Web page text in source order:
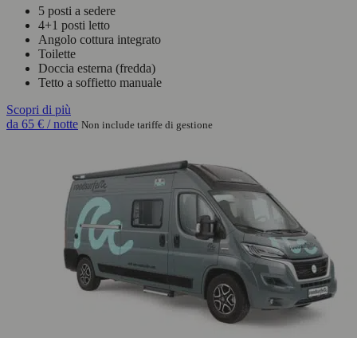
5 posti a sedere
4+1 posti letto
Angolo cottura integrato
Toilette
Doccia esterna (fredda)
Tetto a soffietto manuale
Scopri di più
da 65 € / notte Non include tariffe di gestione